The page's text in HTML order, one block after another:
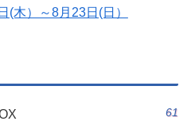
）～8月23日(日）
61